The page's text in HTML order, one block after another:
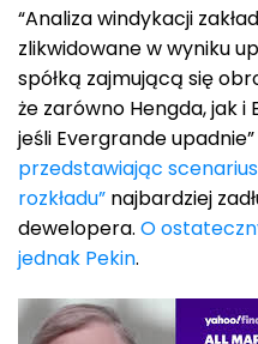
“Analiza windykacji
zlikwidowane w wyniku
spółką zajmującą się
że zarówno Hengda, jak
jeśli Evergrande upadnie”
przedstawiając
rozkładu” najbardziej
dewelopera. O
jednak Pekin.